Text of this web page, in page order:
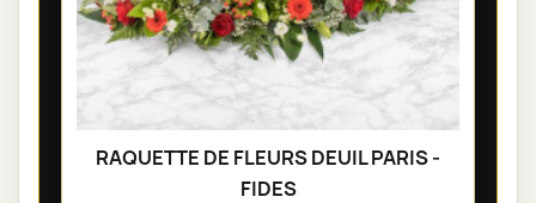
RAQUETTE DE FLEURS DEUIL PARIS -
FIDES